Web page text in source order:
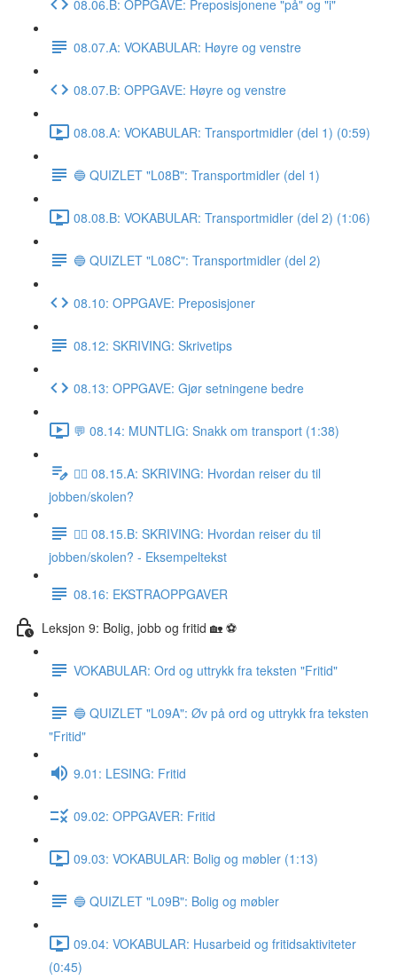
08.06.B: OPPGAVE: Preposisjonene "på" og "i"
08.07.A: VOKABULAR: Høyre og venstre
08.07.B: OPPGAVE: Høyre og venstre
08.08.A: VOKABULAR: Transportmidler (del 1) (0:59)
🔵 QUIZLET "L08B": Transportmidler (del 1)
08.08.B: VOKABULAR: Transportmidler (del 2) (1:06)
🔵 QUIZLET "L08C": Transportmidler (del 2)
08.10: OPPGAVE: Preposisjoner
08.12: SKRIVING: Skrivetips
08.13: OPPGAVE: Gjør setningene bedre
💬 08.14: MUNTLIG: Snakk om transport (1:38)
✍🏼 08.15.A: SKRIVING: Hvordan reiser du til
jobben/skolen?
✍🏼 08.15.B: SKRIVING: Hvordan reiser du til
jobben/skolen? - Eksempeltekst
08.16: EKSTRAOPPGAVER
Leksjon 9: Bolig, jobb og fritid 🏡 ⚽️
VOKABULAR: Ord og uttrykk fra teksten "Fritid"
🔵 QUIZLET "L09A": Øv på ord og uttrykk fra teksten
"Fritid"
9.01: LESING: Fritid
09.02: OPPGAVER: Fritid
09.03: VOKABULAR: Bolig og møbler (1:13)
🔵 QUIZLET "L09B": Bolig og møbler
09.04: VOKABULAR: Husarbeid og fritidsaktiviteter
(0:45)